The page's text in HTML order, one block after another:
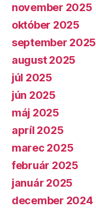
november 2025
október 2025
september 2025
august 2025
júl 2025
jún 2025
máj 2025
apríl 2025
marec 2025
február 2025
január 2025
december 2024